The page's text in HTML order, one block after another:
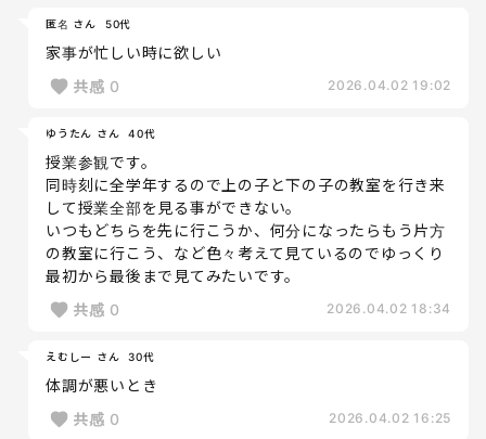
匿名 さん 50代
家事が忙しい時に欲しい
共感 0 2026.04.02 19:02
ゆうたん さん 40代
授業参観です。
同時刻に全学年するので上の子と下の子の教室を行き来
して授業全部を見る事ができない。
いつもどちらを先に行こうか、何分になったらもう片方
の教室に行こう、など色々考えて見ているのでゆっくり
最初から最後まで見てみたいです。
共感 0 2026.04.02 18:34
えむしー さん 30代
体調が悪いとき
共感 0 2026.04.02 16:25